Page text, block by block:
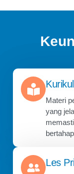
Materi
yang
Les